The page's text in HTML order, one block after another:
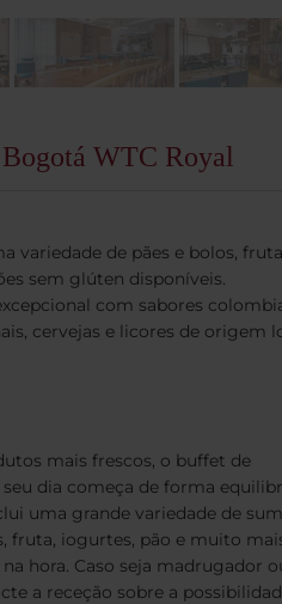
WTC Royal
variedade de pães e bolos,
sem glúten disponíveis.
com sabores
cervejas e licores de origem
mais frescos, o buffet de
dia começa de forma
uma grande variedade de
fruta, iogurtes, pão e muito
hora. Caso seja madrugador
a receção sobre a